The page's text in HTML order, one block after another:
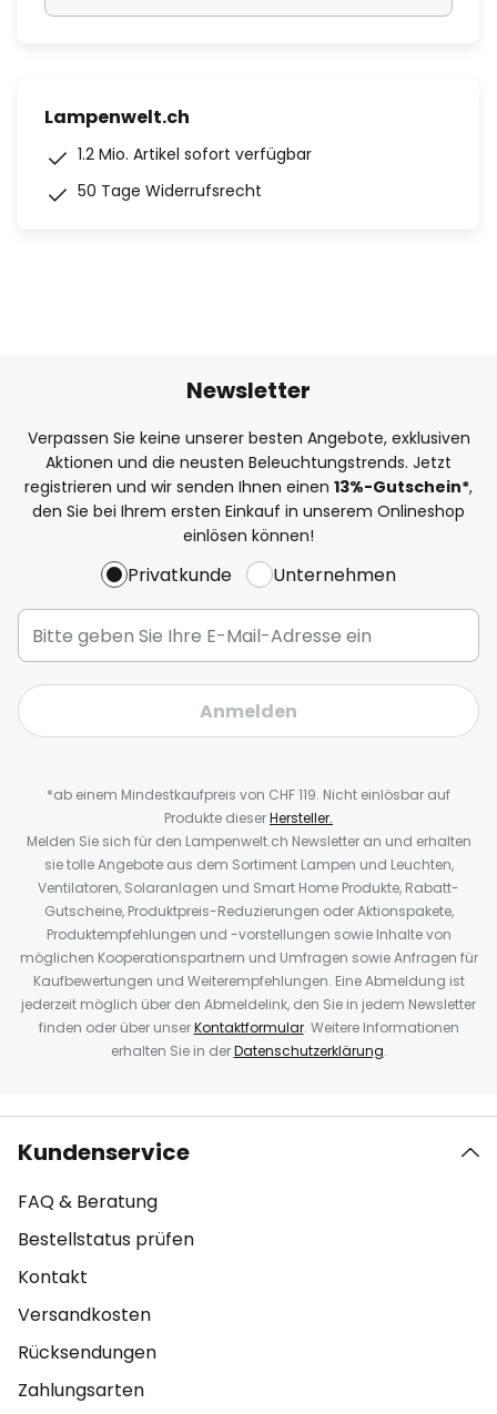
Lampenwelt.ch
1.2 Mio. Artikel sofort verfügbar
50 Tage Widerrufsrecht
Newsletter
Verpassen Sie keine unserer besten Angebote, exklusiven
Aktionen und die neusten Beleuchtungstrends. Jetzt
registrieren und wir senden Ihnen einen 13%-Gutschein*,
den Sie bei Ihrem ersten Einkauf in unserem Onlineshop
einlösen können!
Privatkunde Unternehmen
Anmelden
*ab einem Mindestkaufpreis von CHF 119. Nicht einlösbar auf
Produkte dieserHersteller.
Melden Sie sich für den Lampenwelt.ch Newsletter an und erhalten
sie tolle Angebote aus dem Sortiment Lampen und Leuchten,
Ventilatoren, Solaranlagen und Smart Home Produkte, Rabatt-
Gutscheine, Produktpreis-Reduzierungen oder Aktionspakete,
Produktempfehlungen und -vorstellungen sowie Inhalte von
möglichen Kooperationspartnern und Umfragen sowie Anfragen für
Kaufbewertungen und Weiterempfehlungen. Eine Abmeldung ist
jederzeit möglich über den Abmeldelink, den Sie in jedem Newsletter
finden oder über unserKontaktformular. Weitere Informationen
erhalten Sie in derDatenschutzerklärung.
Kundenservice
FAQ & Beratung
Bestellstatus prüfen
Kontakt
Versandkosten
Rücksendungen
Zahlungsarten